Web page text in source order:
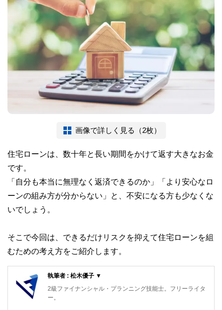
画像で詳しく見る（2枚）
住宅ローンは、数十年と長い期間をかけて返す大きなお金
です。
「自分も本当に無理なく返済できるのか」「より安心なロ
ーンの組み方が分からない」と、不安になる方も少なくな
いでしょう。
そこで今回は、できるだけリスクを抑えて住宅ローンを組
むための考え方をご紹介します。
執筆者 : 松木優子 ▼
2級ファイナンシャル・プランニング技能士。フリーライタ
ー。